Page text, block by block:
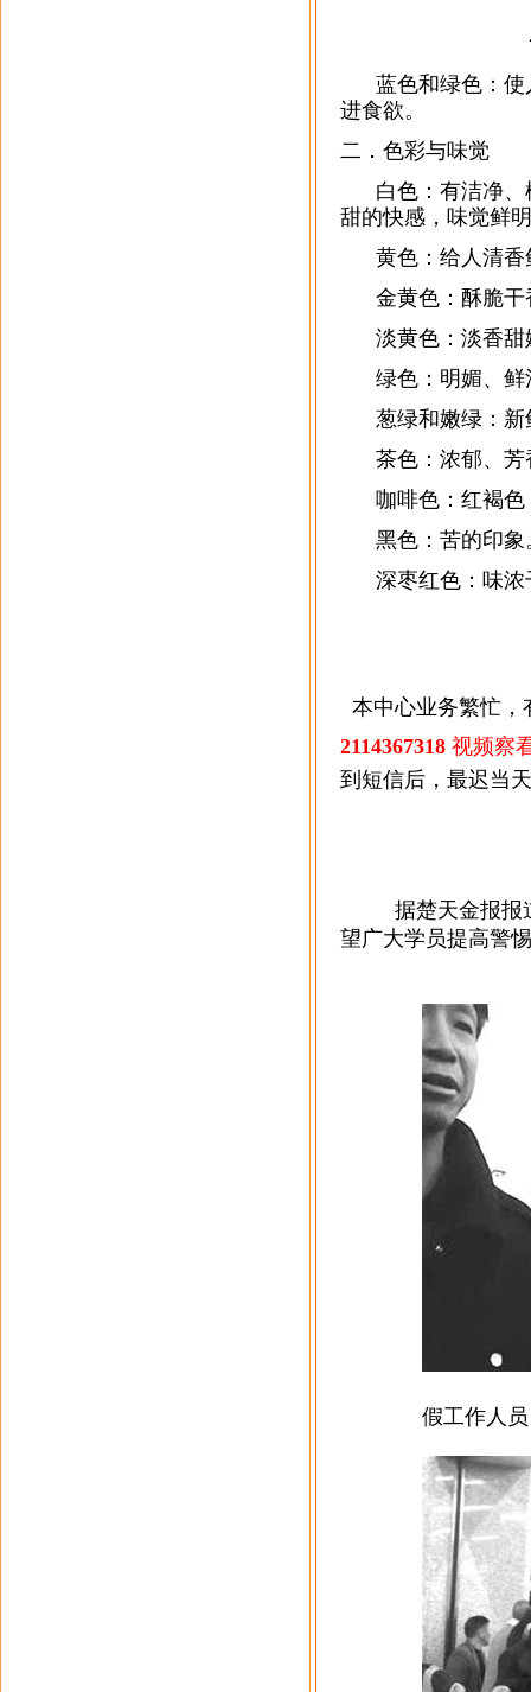
蓝色和绿色：使
进食欲。
二．色彩与味觉
白色：有洁净、
甜的快感，味觉鲜
黄色：给人清香
金黄色：酥脆干
淡黄色：淡香甜
绿色：明媚、鲜
葱绿和嫩绿：新
茶色：浓郁、芳
咖啡色：红褐色
黑色：苦的印象
深枣红色：味浓
本中心业务繁忙，
2114367318 视频察
到短信后，最迟当
据楚天金报报
望广大学员提高警
假工作人员（